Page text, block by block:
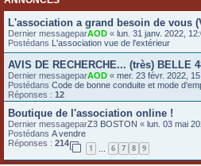
L'association a grand besoin de vous
Dernier messageparAOD « lun. 31 janv. 2022,
Postédans L'association vue de l'extérieur
AVIS DE RECHERCHE... (très) BELLE
Dernier messageparAOD « mer. 23 févr. 2022,
Postédans Code de bonne conduite et mode
Réponses : 12
Boutique de l'association online !
Dernier messageparZ3 BOSTON « lun. 03 mai
Postédans A vendre
Réponses : 214
1 … 6 7 8 9